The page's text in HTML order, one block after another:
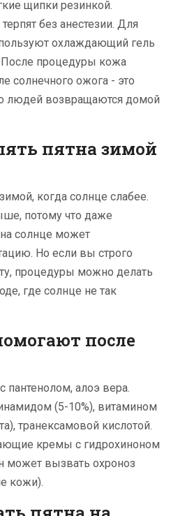
щипки резинкой.
без анестезии. Для
охлаждающий гель
процедуры кожа
солнечного ожога - это
людей возвращаются домой
пятна зимой
когда солнце слабее.
потому что даже
солнце может
Но если вы строго
процедуры можно делать
где солнце не так
после
алоэ вера.
(5-10%), витамином
транексамовой кислотой.
кремы с гидрохиноном
может вызвать охроноз
кожи).